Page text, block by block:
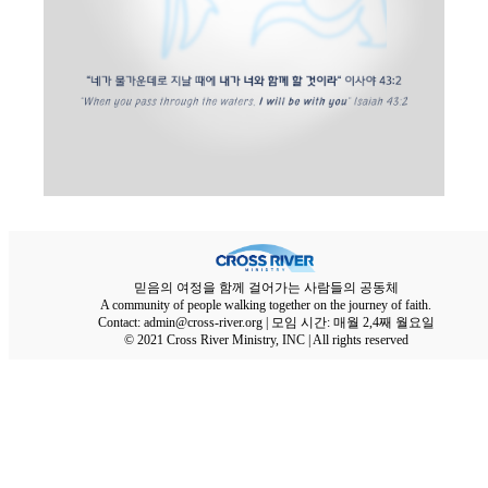
믿음의 여정을 함께 걸어가는 사람들의 공동체
A community of people walking together on the journey of faith.
Contact: admin@cross-river.org | 모임 시간: 매월 2,4째 월요일
© 2021 Cross River Ministry, INC | All rights reserved